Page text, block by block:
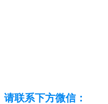
请联系下方微信：